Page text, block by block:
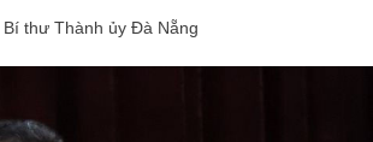
Bí thư Thành ủy Đà Nẵng